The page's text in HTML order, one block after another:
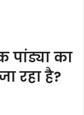
पांड्या का
रहा है?